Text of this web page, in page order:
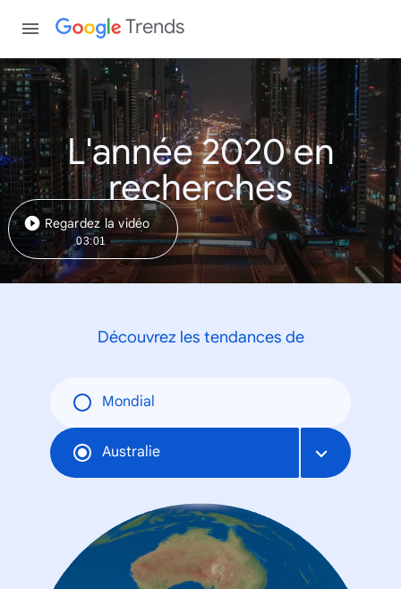
Trends
L'année 2020 en
recherches
Regardez la vidéo
03:01
Découvrez les tendances de
Mondial
Australie